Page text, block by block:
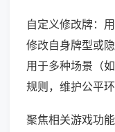
自定义修改牌：
修改自身牌型或
用于多种场景（
规则，维护公平环
聚焦相关游戏功能